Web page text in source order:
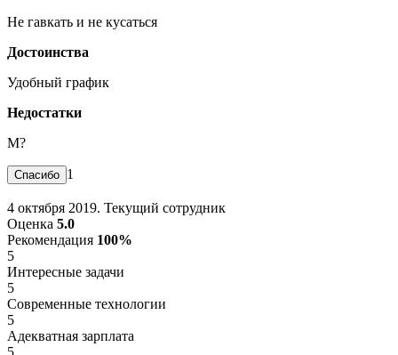
Не гавкать и не кусаться
Достоинства
Удобный график
Недостатки
М?
1
4 октября 2019. Текущий сотрудник
Оценка 5.0
Рекомендация 100%
5
Интересные задачи
5
Современные технологии
5
Адекватная зарплата
5